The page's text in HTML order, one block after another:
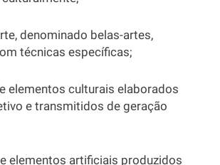
denominado belas-artes,
técnicas específicas;
elementos culturais elaborados
e transmitidos de geração
elementos artificiais produzidos